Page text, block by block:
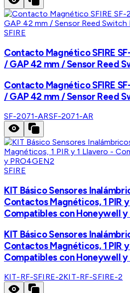
SFIRE
Contacto Magnético SFIRE
/ GAP 42 mm / Sensor Reed
Contacto Magnético SFIRE
/ GAP 42 mm / Sensor Reed
SF-2071-ARSF-2071-AR
SFIRE
KIT Básico Sensores
Contactos Magnéticos, 1 PIR
Compatibles con Honeywell y
KIT Básico Sensores
Contactos Magnéticos, 1 PIR
Compatibles con Honeywell y
KIT-RF-SFIRE-2KIT-RF-SFIRE-2